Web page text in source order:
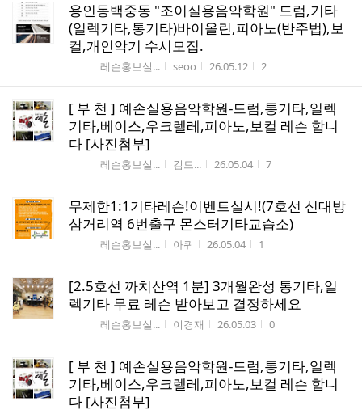
용인동백중동 "조이실용음악학원" 드럼,기타
(일렉기타,통기타)바이올린,피아노(반주법),보
컬,개인악기 수시모집.
게시판명
레슨홍보실... 작성자
seoo 작성시간
26.05.12 조회수
2
[ 부 천 ] 예손실용음악학원-드럼,통기타,일렉
기타,베이스,우크렐레,피아노,보컬 레슨 합니
다 [사진첨부]
게시판명
레슨홍보실... 작성자
김드... 작성시간
26.05.04 조회수
7
무제한1:1기타레슨!이벤트실시!(7호선 신대방
삼거리역 6번출구 몬스터기타교습소)
게시판명
레슨홍보실... 작성자
아퀴 작성시간
26.05.04 조회수
1
[2.5호선 까치산역 1분] 3개월완성 통기타,일
렉기타 무료 레슨 받아보고 결정하세요
게시판명
레슨홍보실... 작성자
이경재 작성시간
26.05.03 조회수
0
[ 부 천 ] 예손실용음악학원-드럼,통기타,일렉
기타,베이스,우크렐레,피아노,보컬 레슨 합니
다 [사진첨부]